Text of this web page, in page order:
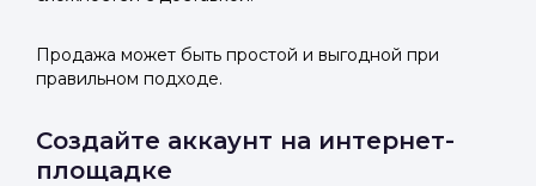
Продажа может быть простой и выгодной при
правильном подходе.
Создайте аккаунт на интернет-
площадке